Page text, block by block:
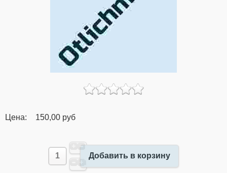
Цена: 150,00 руб
Добавить в корзину